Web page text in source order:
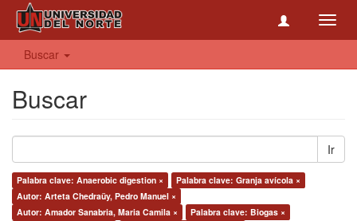
Buscar
Buscar
Ir
Palabra clave: Anaerobic digestion ×
Palabra clave: Granja avícola ×
Autor: Arteta Chedraüy, Pedro Manuel ×
Autor: Amador Sanabria, Maria Camila ×
Palabra clave: Biogas ×